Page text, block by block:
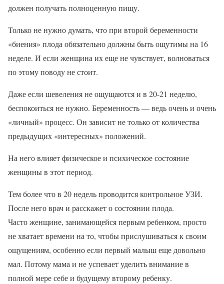
должен получать полноценную пищу.
Только не нужно думать, что при второй беременности
«биения» плода обязательно должны быть ощутимы на 16
неделе. И если женщина их еще не чувствует, волноваться
по этому поводу не стоит.
Даже если шевеления не ощущаются и в 20-21 неделю,
беспокоиться не нужно. Беременность — ведь очень и очень
«личный» процесс. Он зависит не только от количества
предыдущих «интересных» положений.
На него влияет физическое и психическое состояние
женщины в этот период.
Тем более что в 20 недель проводится контрольное УЗИ.
После него врач и расскажет о состоянии плода.
Часто женщине, занимающейся первым ребенком, просто
не хватает времени на то, чтобы прислушиваться к своим
ощущениям, особенно если первый малыш еще довольно
мал. Потому мама и не успевает уделить внимание в
полной мере себе и будущему второму ребенку.